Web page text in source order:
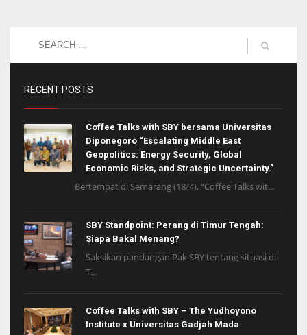
RECENT POSTS
Coffee Talks with SBY bersama Universitas
Diponegoro “Escalating Middle East
Geopolitics: Energy Security, Global
Economic Risks, and Strategic Uncertainty.”
Bertempat di Semarang (18/4), “Coffee Talks wit...
SBY Standpoint: Perang di Timur Tengah:
Siapa Bakal Menang?
Saksikan pandangan Pak SBY tentang situasi di
T...
Coffee Talks with SBY – The Yudhoyono
Institute x Universitas Gadjah Mada